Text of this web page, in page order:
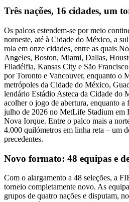
Três nações, 16 cidades, um
Os palcos estendem-se por meio
noroeste, até à Cidade do México, a
rola em onze cidades, entre as quais
Angeles, Boston, Miami, Dallas,
Filadélfia, Kansas City e São
por Toronto e Vancouver, enquanto o
metrópoles da Cidade do México,
lendário Estádio Asteca da Cidade do
acolher o jogo de abertura, enquanto a
julho de 2026 no MetLife Stadium em
Nova Iorque. Entre o palco mais a
4.000 quilómetros em linha reta – um
precedentes.
Novo formato: 48 equipas e
Com o alargamento a 48 seleções, a
torneio completamente novo. As
grupos de quatro nações e disputam,